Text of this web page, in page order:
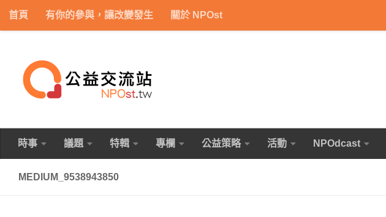
Skip to content
首頁 有你的參與，讓改變發生 關於 NPOst
時事 議題 特輯 專欄 公益策略 活動 NPOdcast
MEDIUM_9538943850